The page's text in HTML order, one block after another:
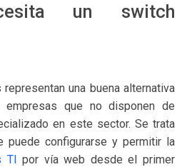
un switch
una buena alternativa
que no disponen de
en este sector. Se trata
puede configurarse y permitir la
TI por vía web desde el primer